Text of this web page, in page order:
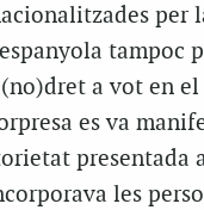
per
tampoc
a vot en
es va
presentada
les